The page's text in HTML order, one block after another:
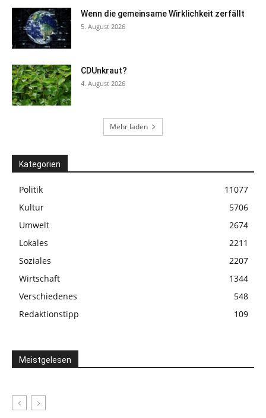
Wenn die gemeinsame Wirklichkeit zerfällt
5. August 2026
CDUnkraut?
4. August 2026
Mehr laden
Kategorien
Politik
11077
Kultur
5706
Umwelt
2674
Lokales
2211
Soziales
2207
Wirtschaft
1344
Verschiedenes
548
Redaktionstipp
109
Meistgelesen